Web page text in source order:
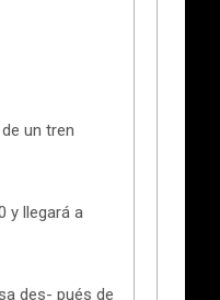
un tren
y llegará a
des- pués de